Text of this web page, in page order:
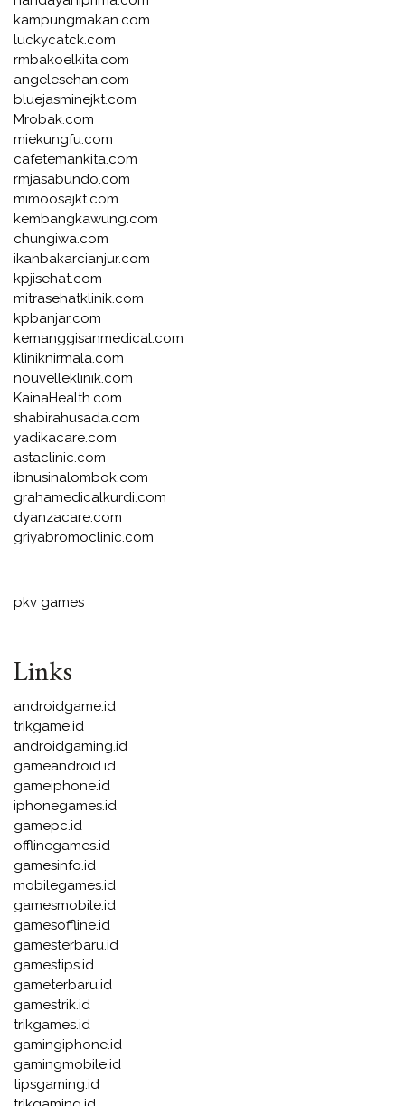
kampungmakan.com
luckycatck.com
rmbakoelkita.com
angelesehan.com
bluejasminejkt.com
Mrobak.com
miekungfu.com
cafetemankita.com
rmjasabundo.com
mimoosajkt.com
kembangkawung.com
chungiwa.com
ikanbakarcianjur.com
kpjisehat.com
mitrasehatklinik.com
kpbanjar.com
kemanggisanmedical.com
kliniknirmala.com
nouvelleklinik.com
KainaHealth.com
shabirahusada.com
yadikacare.com
astaclinic.com
ibnusinalombok.com
grahamedicalkurdi.com
dyanzacare.com
griyabromoclinic.com
pkv games
Links
androidgame.id
trikgame.id
androidgaming.id
gameandroid.id
gameiphone.id
iphonegames.id
gamepc.id
offlinegames.id
gamesinfo.id
mobilegames.id
gamesmobile.id
gamesoffline.id
gamesterbaru.id
gamestips.id
gameterbaru.id
gamestrik.id
trikgames.id
gamingiphone.id
gamingmobile.id
tipsgaming.id